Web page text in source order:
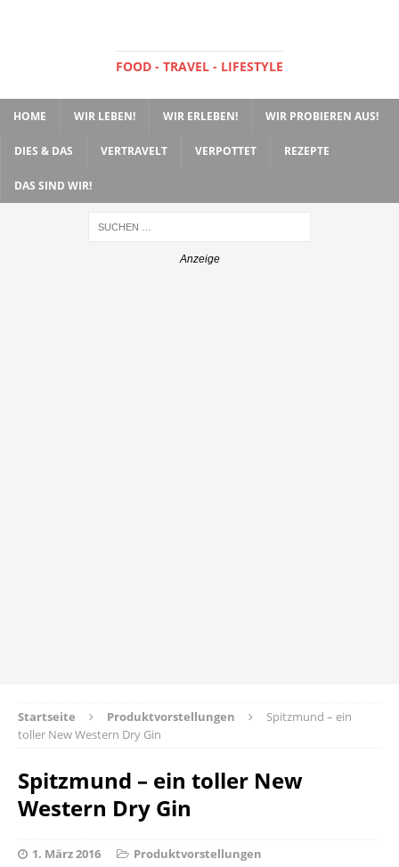
FOOD - TRAVEL - LIFESTYLE
HOME WIR LEBEN! WIR ERLEBEN! WIR PROBIEREN AUS!
DIES & DAS VERTRAVELT VERPOTTET REZEPTE
DAS SIND WIR!
Startseite Produktvorstellungen
Spitzmund – ein
toller New Western Dry Gin
Spitzmund – ein toller New
Western Dry Gin
1. März 2016 Produktvorstellungen